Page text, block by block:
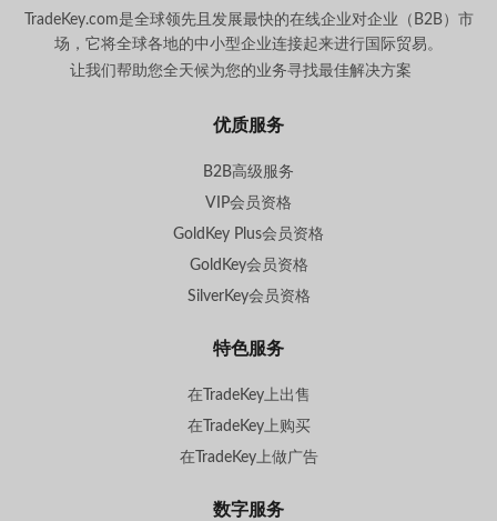
TradeKey.com是全球领先且发展最快的在线企业对企业（B2B）市
场，它将全球各地的中小型企业连接起来进行国际贸易。
让我们帮助您全天候为您的业务寻找最佳解决方案
优质服务
B2B高级服务
VIP会员资格
GoldKey Plus会员资格
GoldKey会员资格
SilverKey会员资格
特色服务
在TradeKey上出售
在TradeKey上购买
在TradeKey上做广告
数字服务